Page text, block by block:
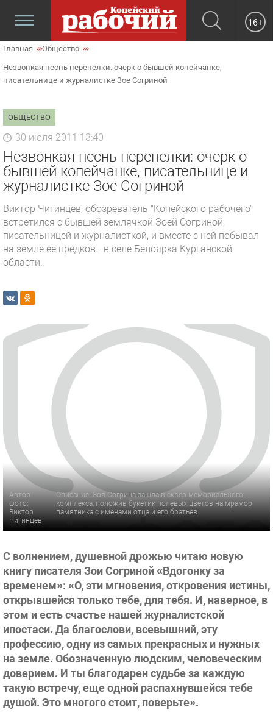
16+
Главная Общество
Незвонкая песнь перепелки: очерк о бывшей копейчанке,
писательнице и журналистке Зое Согриной
ОБЩЕСТВО
30 июля 2011 13:40
Незвонкая песнь перепелки: очерк о
бывшей копейчанке, писательнице и
журналистке Зое Согриной
Виктор Чигинцев, обозреватель "Копейского рабочего"
встретился с бывшей землячкой Зоей Согриной,
писательницей и журналисткой, и вместе с ней побывал
на земле ее предков - в селе Белоярка Курганской
области.
Автор
фото:
Виктор
Чигинцев
Описание: Зоя Согрина зашла в сквер мемориального
комплекса, положив букетик полевых цветов на мрамор
памятника с именами отца и его братьев.
С волнением, душевной дрожью читаю новую
книгу писателя Зои Согриной «Вдогонку за
временем»: «О, эти мгновения, откровения истины,
открывшейся только тебе, для тебя. И, наверное, в
этом и есть счастье нашей журналистской
ипостаси. Да благослови, всевышний, эту
профессию, одну из самых прекрасных и нужных
на земле. Обозначенную людским, человеческим
доверием. И ты благодарен судьбе за каждую
такую встречу, еще одной распахнувшейся тебе
душой. Это многого стоит, поверьте».